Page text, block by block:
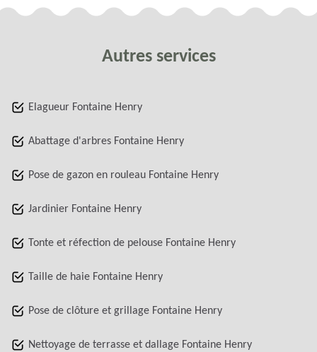
Autres services
Elagueur Fontaine Henry
Abattage d'arbres Fontaine Henry
Pose de gazon en rouleau Fontaine Henry
Jardinier Fontaine Henry
Tonte et réfection de pelouse Fontaine Henry
Taille de haie Fontaine Henry
Pose de clôture et grillage Fontaine Henry
Nettoyage de terrasse et dallage Fontaine Henry